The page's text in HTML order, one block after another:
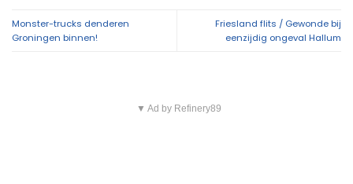
Monster-trucks denderen
Groningen binnen!
Friesland flits / Gewonde bij
eenzijdig ongeval Hallum
▼ Ad by Refinery89